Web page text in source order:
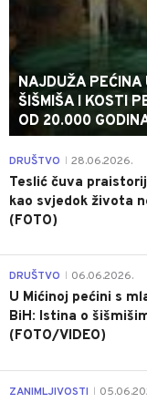
NAJDUŽA
ŠIŠMIŠA I KOSTI
OD 20.000
DRUŠTVO 28.06.2026.
Teslić čuva
kao svjedok života
(FOTO)
DRUŠTVO 06.06.2026.
U Mićinoj pećini s
BiH: Istina o
(FOTO/VIDEO)
ZANIMLJIVOSTI